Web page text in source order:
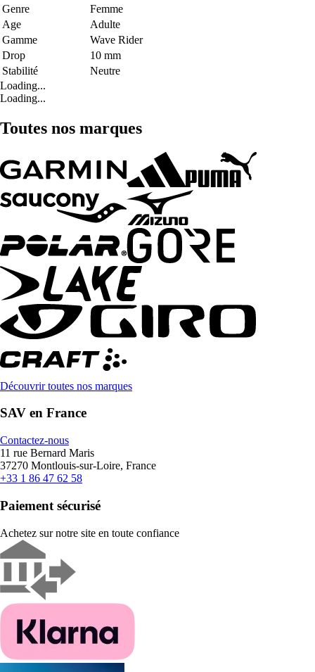
Genre
Femme
Age
Adulte
Gamme
Wave Rider
Drop
10 mm
Stabilité
Neutre
Loading...
Loading...
Toutes nos marques
Découvrir toutes nos marques
SAV en France
Contactez-nous
11 rue Bernard Maris
37270 Montlouis-sur-Loire, France
+33 1 86 47 62 58
Paiement sécurisé
Achetez sur notre site en toute confiance